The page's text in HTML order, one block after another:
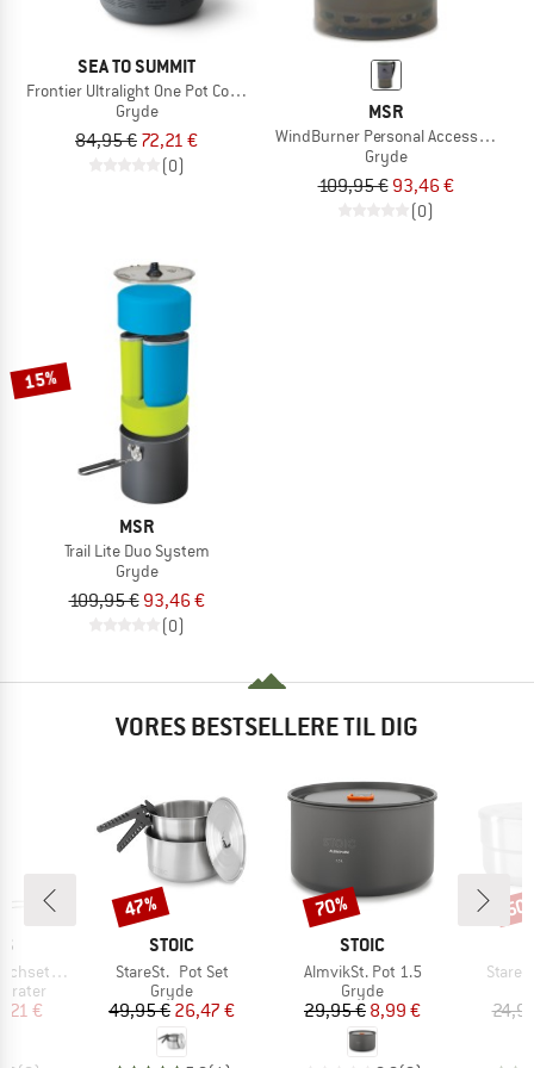
SEA TO SUMMIT
Frontier Ultralight One Pot Cook Set
Gryde
84,95 € 72,21 €
(0)
MSR
WindBurner Personal Accessory Pot
Gryde
109,95 € 93,46 €
(0)
15%
MSR
Trail Lite Duo System
Gryde
109,95 € 93,46 €
(0)
VORES BESTSELLERE TIL DIG
UL
pris
€
MÆRKE
STOIC
Artikel
StareSt. Pot Set
Produktgruppe
Gryde
Pris
49,95 €Nedsat pris
26,47 €
Rabat
47%
MÆRKE
STOIC
Artikel
AlmvikSt. Pot 1.5
Produktgruppe
Gryde
Pris
29,95 €Nedsat pris
8,99 €
Rabat
70%
Artikel